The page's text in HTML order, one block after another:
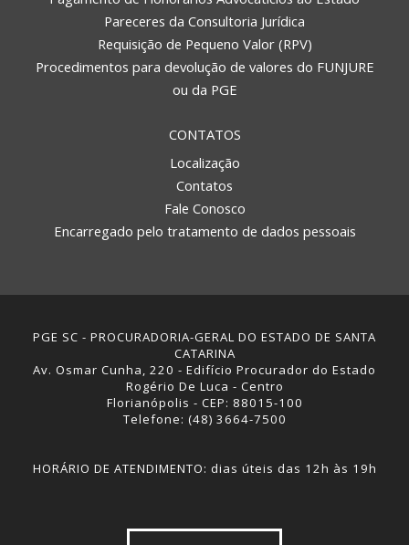
Pareceres da Consultoria Jurídica
Requisição de Pequeno Valor (RPV)
Procedimentos para devolução de valores do FUNJURE
ou da PGE
CONTATOS
Localização
Contatos
Fale Conosco
Encarregado pelo tratamento de dados pessoais
PGE SC - PROCURADORIA-GERAL DO ESTADO DE SANTA
CATARINA
Av. Osmar Cunha, 220 - Edifício Procurador do Estado
Rogério De Luca - Centro
Florianópolis - CEP: 88015-100
Telefone: (48) 3664-7500
HORÁRIO DE ATENDIMENTO: dias úteis das 12h às 19h